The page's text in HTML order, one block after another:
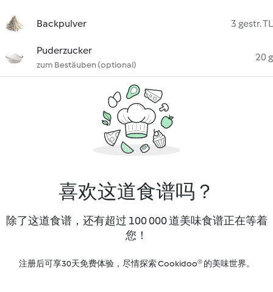
Backpulver 3 gestr. TL
Puderzucker
zum Bestäuben (optional)
20 g
喜欢这道食谱吗？
除了这道食谱，还有超过 100 000 道美味食谱正在等着
您！
注册后可享30天免费体验，尽情探索 Cookidoo® 的美味世界。